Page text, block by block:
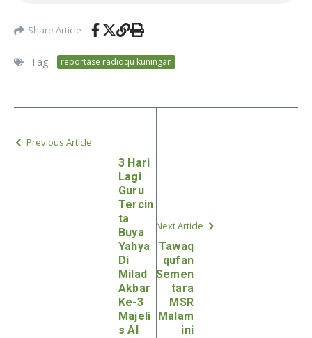
Share Article
Tag: reportase radioqu kuningan
Previous Article
3 Hari
Lagi
Guru
Tercin
ta
Buya
Yahya
Di
Milad
Akbar
Ke-3
Majeli
s Al
Next Article
Tawaq
qufan
Semen
tara
MSR
Malam
ini